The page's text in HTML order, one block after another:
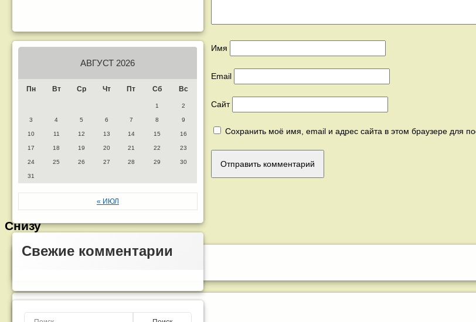
Имя
Email
Сайт
Сохранить моё имя, email и адрес сайта в этом браузере для
АВГУСТ 2026
Пн Вт Ср Чт Пт Сб Вс
1 2
3 4 5 6 7 8 9
10 11 12 13 14 15 16
17 18 19 20 21 22 23
24 25 26 27 28 29 30
31
« ИЮЛ
Свежие комментарии
Снизу